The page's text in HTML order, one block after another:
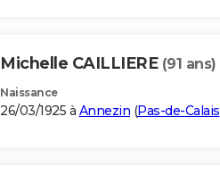
Michelle CAILLIERE (91 ans)
Naissance
26/03/1925 à Annezin (Pas-de-Calais